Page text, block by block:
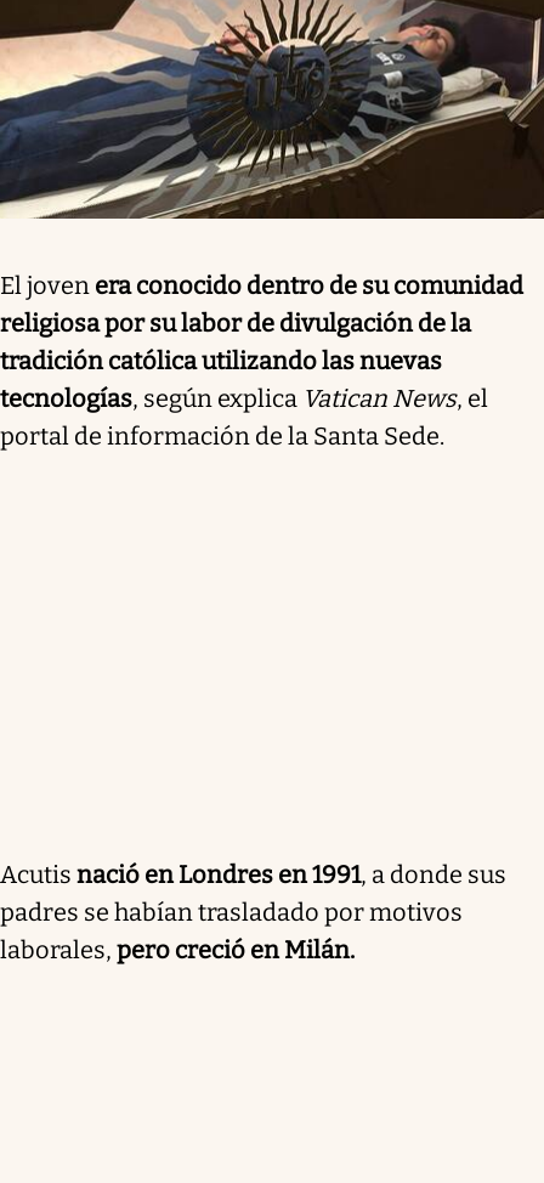
El joven era conocido dentro de su comunidad
religiosa por su labor de divulgación de la
tradición católica utilizando las nuevas
tecnologías, según explica Vatican News, el
portal de información de la Santa Sede.
Acutis nació en Londres en 1991, a donde sus
padres se habían trasladado por motivos
laborales, pero creció en Milán.